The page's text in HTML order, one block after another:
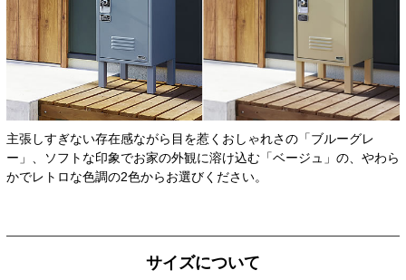
主張しすぎない存在感ながら目を惹くおしゃれさの「ブルーグレ
ー」、ソフトな印象でお家の外観に溶け込む「ベージュ」の、やわら
かでレトロな色調の2色からお選びください。
サイズについて